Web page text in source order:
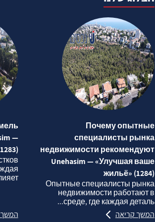
Почему опытные
специалисты рынка
недвижимости рекомендуют
Unehasim — «Улучшая ваше
жильё» (1284)
Опытные специалисты рынка
недвижимости работают в
среде, где каждая деталь...
המשך קריאה
—